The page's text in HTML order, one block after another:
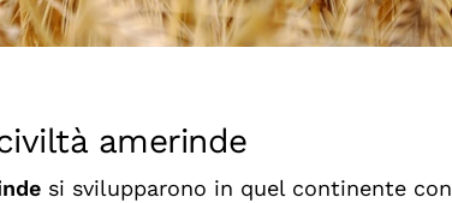
amerinde
si svilupparono in quel continente con